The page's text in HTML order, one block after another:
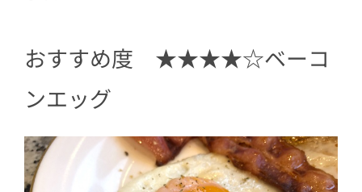
おすすめ度 ★★★★☆ベーコ
ンエッグ